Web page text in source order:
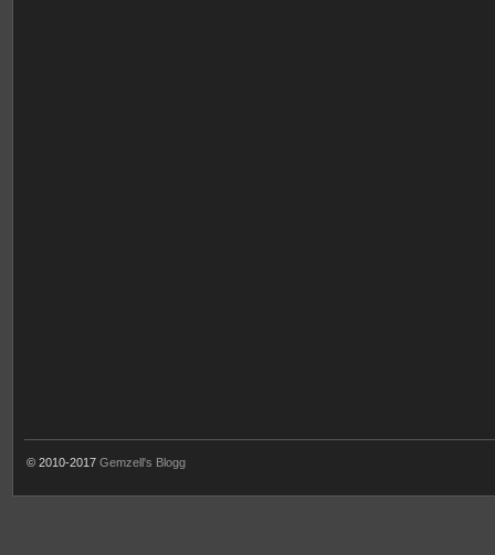
© 2010-2017 Gemzell's Blogg